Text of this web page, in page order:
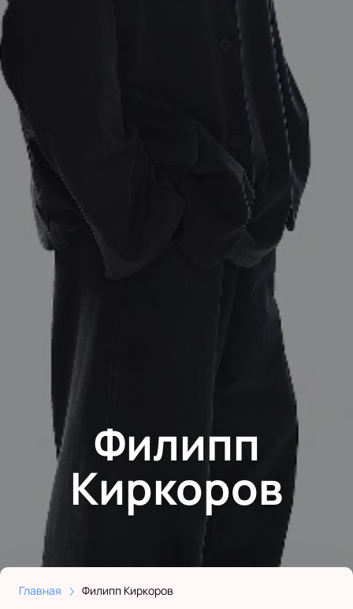
Филипп
Киркоров
Главная Филипп Киркоров